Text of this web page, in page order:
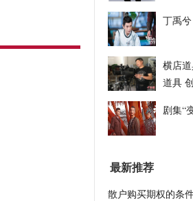
丁禹
横店
道具
剧集“
最新推荐
散户购买期权的条